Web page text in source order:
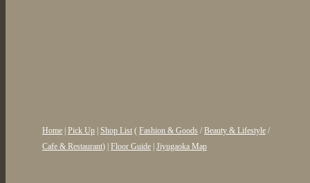
Home| Pick Up| Shop List( Fashion & Goods / Beauty & Lifestyle/
Cafe & Restaurant) | Floor Guide| Jiyugaoka Map